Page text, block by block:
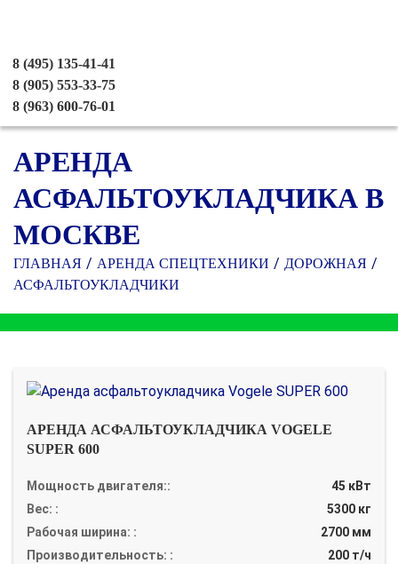
8 (495) 135-41-41
8 (905) 553-33-75
8 (963) 600-76-01
АРЕНДА
АСФАЛЬТОУКЛАДЧИКА В
МОСКВЕ
ГЛАВНАЯ АРЕНДА СПЕЦТЕХНИКИ
ДОРОЖНАЯ
АСФАЛЬТОУКЛАДЧИКИ
АРЕНДА АСФАЛЬТОУКЛАДЧИКА VOGELE
SUPER 600
Мощность двигателя::
45 кВт
Вес: :
5300 кг
Рабочая ширина: :
2700 мм
Производительность: :
200 т/ч